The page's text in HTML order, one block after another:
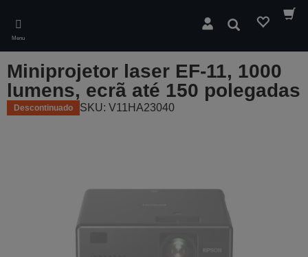
main
content
Menu
Pesquisar
Miniprojetor laser EF-11, 1000
lumens, ecrã até 150 polegadas
Descontinuado SKU: V11HA23040